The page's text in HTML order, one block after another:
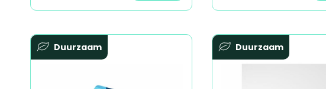
Duurzaam Duurzaam